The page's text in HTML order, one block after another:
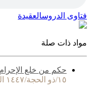
فتاوى الدروسالعقيدة
مواد ذات صلة
حكم من خلع
١٥/ذو الحجة/١٤٤٧ الموافق ١/يونيو/٢٠٢٦